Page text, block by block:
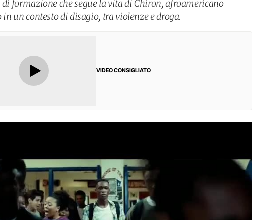
di formazione che segue la vita di Chiron, afroamericano
in un contesto di disagio, tra violenze e droga.
VIDEO CONSIGLIATO